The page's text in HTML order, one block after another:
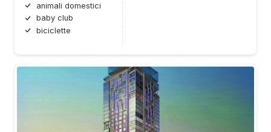
animali domestici
baby club
biciclette